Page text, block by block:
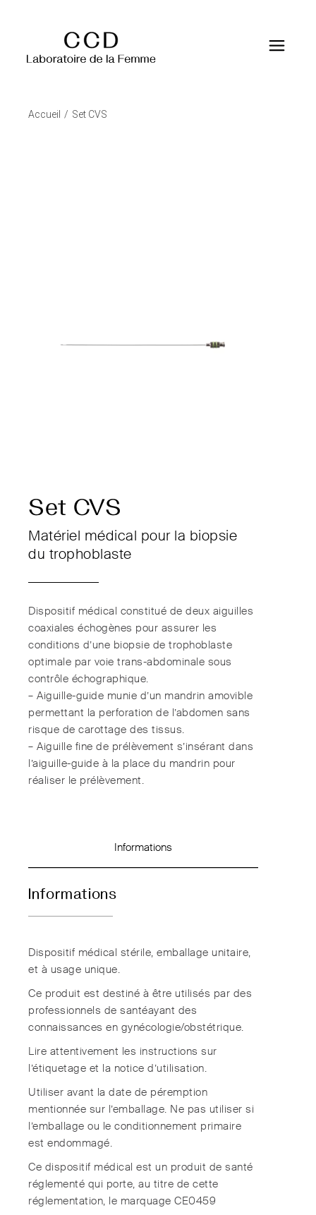
Accueil Set CVS
Set CVS
Matériel médical pour la biopsie
du trophoblaste
Dispositif médical constitué de deux aiguilles
coaxiales échogènes pour assurer les
conditions d’une biopsie de trophoblaste
optimale par voie trans-abdominale sous
contrôle échographique.
– Aiguille-guide munie d’un mandrin amovible
permettant la perforation de l’abdomen sans
risque de carottage des tissus.
– Aiguille fine de prélèvement s’insérant dans
l’aiguille-guide à la place du mandrin pour
réaliser le prélèvement.
Informations
Informations
Dispositif médical stérile, emballage unitaire,
et à usage unique.
Ce produit est destiné à être utilisés par des
professionnels de santéayant des
connaissances en gynécologie/obstétrique.
Lire attentivement les instructions sur
l’étiquetage et la notice d’utilisation.
Utiliser avant la date de péremption
mentionnée sur l’emballage. Ne pas utiliser si
l’emballage ou le conditionnement primaire
est endommagé.
Ce dispositif médical est un produit de santé
réglementé qui porte, au titre de cette
réglementation, le marquage CE0459